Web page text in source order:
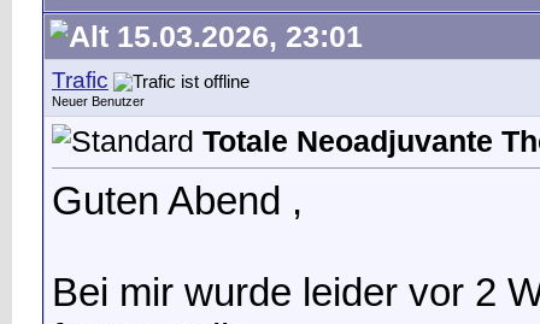
15.03.2026, 23:01
Trafic
Neuer Benutzer
Totale Neoadjuvante
Guten Abend ,
Bei mir wurde leider vor 2